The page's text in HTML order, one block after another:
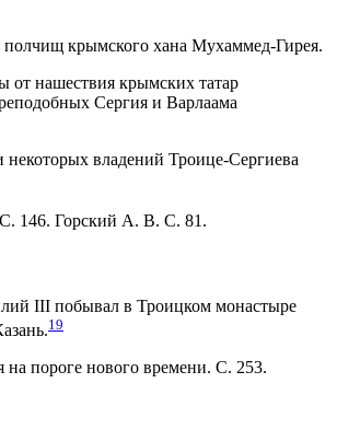
крымского хана Мухаммед-Гирея.
от нашествия крымских татар
Сергия и Варлаама
некоторых владений Троице-Сергиева
146. Горский А. В. С. 81.
III побывал в Троицком монастыре
19
пороге нового времени. С. 253.